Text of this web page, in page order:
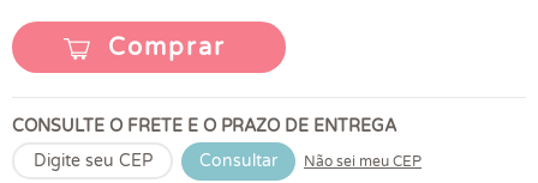
Comprar
CONSULTE O FRETE E O PRAZO DE ENTREGA
Consultar
Não sei meu CEP